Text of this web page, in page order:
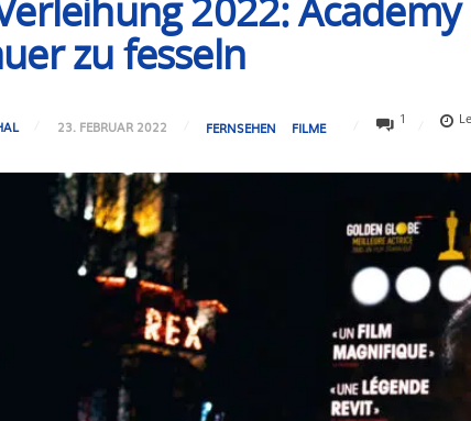
2022:
zu fesseln
23. FEBRUAR 2022 FERNSEHEN FILME
1